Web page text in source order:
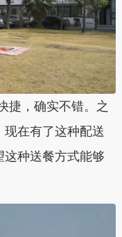
，确实不错。之
在有了这种配送
种送餐方式能够